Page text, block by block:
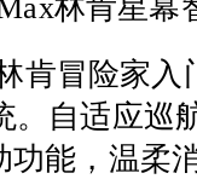
林肯星幕
肯冒险家
。自适应巡
能，温柔